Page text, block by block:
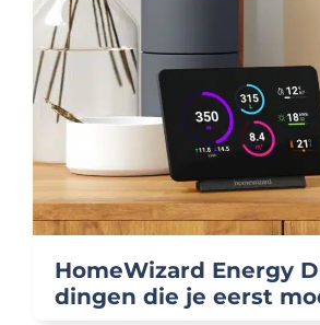
HomeWizard Energy
dingen die je eerst